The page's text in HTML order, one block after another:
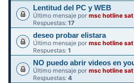
Lentitud del PC y WEB
Último mensaje pormsc hotline sat
Respuestas:17
deseo probar elistara
Último mensaje pormsc hotline sat
Respuestas:1
NO puedo abrir videos en
Último mensaje pormsc hotline sat
Respuestas:4